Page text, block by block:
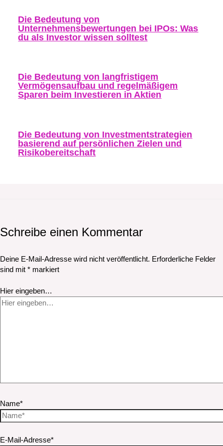
Die Bedeutung von
Unternehmensbewertungen bei IPOs: Was
du als Investor wissen solltest
Die Bedeutung von langfristigem
Vermögensaufbau und regelmäßigem
Sparen beim Investieren in Aktien
Die Bedeutung von Investmentstrategien
basierend auf persönlichen Zielen und
Risikobereitschaft
Schreibe einen Kommentar
Deine E-Mail-Adresse wird nicht veröffentlicht. Erforderliche Felder
sind mit * markiert
Hier eingeben…
Name*
E-Mail-Adresse*